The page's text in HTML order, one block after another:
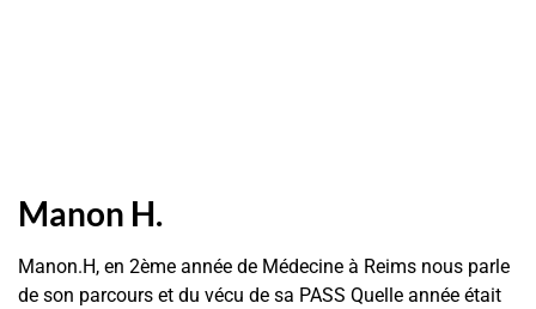
Manon H.
Manon.H, en 2ème année de Médecine à Reims nous parle
de son parcours et du vécu de sa PASS Quelle année était